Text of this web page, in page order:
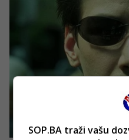
SOP.BA traži vašu